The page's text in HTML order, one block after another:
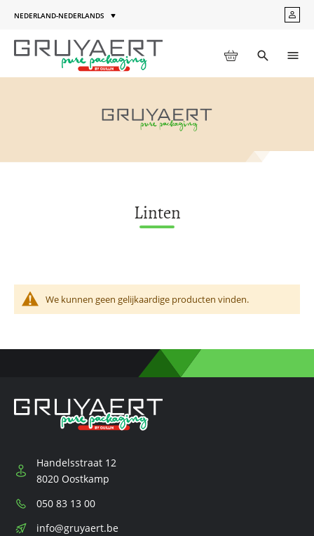
naar
inhoud
Taal
NEDERLAND-NEDERLANDS MIJN
WINKELWAGEN
Toggle
search
Linten
We kunnen geen gelijkaardige producten vinden.
Handelsstraat 12
8020 Oostkamp
Telefoon:
050 83 13 00
E-
info@gruyaert.be